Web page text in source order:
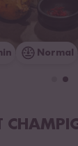
Normal